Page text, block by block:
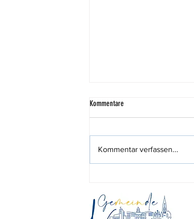
444,44 Euro für den guten Zweck
Kommentare
Kommentar verfassen...